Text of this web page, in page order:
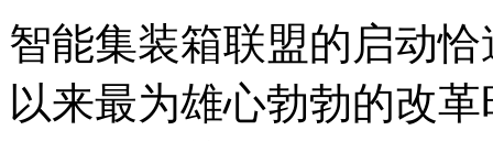
智能集装箱联盟的启动
以来最为雄心勃勃的改